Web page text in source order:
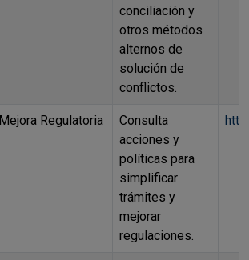
conciliación y
otros métodos
alternos de
solución de
conflictos.
Mejora Regulatoria
Consulta
acciones y
políticas para
simplificar
trámites y
mejorar
regulaciones.